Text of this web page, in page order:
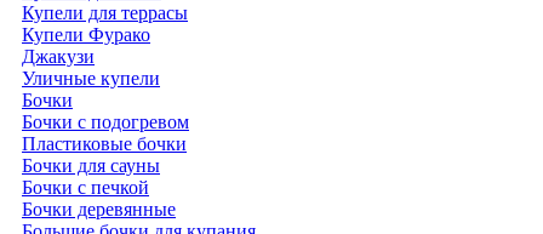
Купели для террасы
Купели Фурако
Джакузи
Уличные купели
Бочки
Бочки с подогревом
Пластиковые бочки
Бочки для сауны
Бочки с печкой
Бочки деревянные